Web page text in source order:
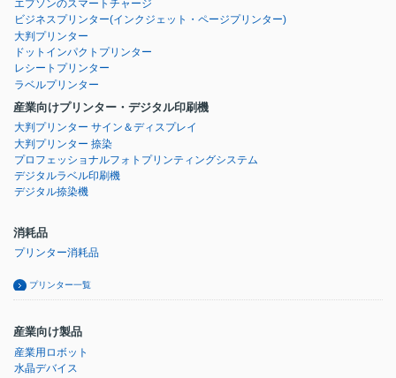
エプソンのスマートチャージ
ビジネスプリンター(インクジェット・ページプリンター)
大判プリンター
ドットインパクトプリンター
レシートプリンター
ラベルプリンター
産業向けプリンター・デジタル印刷機
大判プリンター サイン＆ディスプレイ
大判プリンター 捺染
プロフェッショナルフォトプリンティングシステム
デジタルラベル印刷機
デジタル捺染機
消耗品
プリンター消耗品
プリンター一覧
産業向け製品
産業用ロボット
水晶デバイス